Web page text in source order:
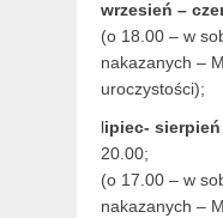
wrzesień –
(o 18.00 – w
nakazanych –
uroczystości);
lipiec- sierpień
20.00;
(o 17.00 – w
nakazanych –